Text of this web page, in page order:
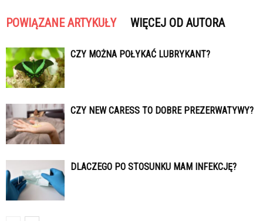
POWIĄZANE ARTYKUŁY WIĘCEJ OD AUTORA
CZY MOŻNA POŁYKAĆ LUBRYKANT?
CZY NEW CARESS TO DOBRE PREZERWATYWY?
DLACZEGO PO STOSUNKU MAM INFEKCJĘ?